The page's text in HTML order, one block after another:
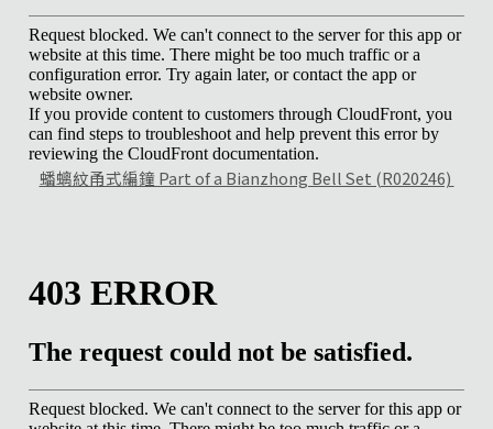
蟠螭紋甬式編鐘 Part of a Bianzhong Bell Set (R020246)